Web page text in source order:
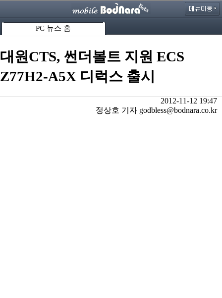
PC 뉴스 홈
대원CTS, 썬더볼트 지원 ECS
Z77H2-A5X 디럭스 출시
2012-11-12 19:47
정상호 기자 godbless@bodnara.co.kr